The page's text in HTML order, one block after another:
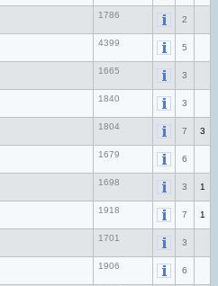
1786 2
4399 5
1665 3
1840 3
1804 7 3
1679 6
1698 3 1
1918 7 1
1701 3
1906 6